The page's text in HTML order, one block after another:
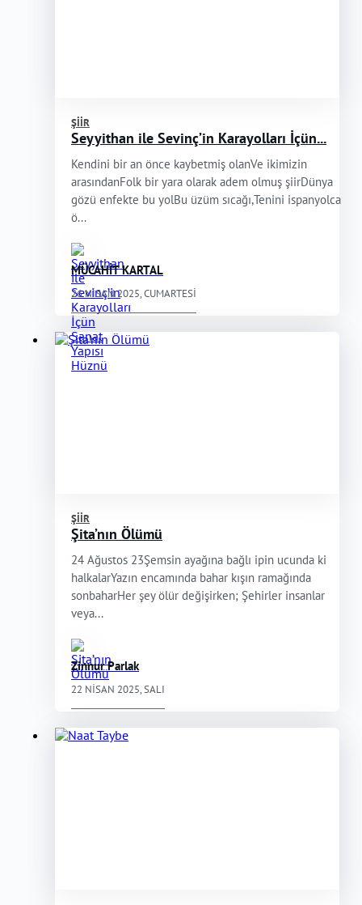
ŞIIR
Seyyithan ile Sevinç’in Karayolları İçün...
Kendini bir an önce kaybetmiş olanVe ikimizin
arasındanFolk bir yara olarak adem olmuş şiirDünya
gözü enfekte bu yolBu üzüm sıcağı,Tenini ispanyolca
ö...
MÜCAHİT KARTAL
26 NISAN 2025, CUMARTESI
ŞIIR
Şita’nın Ölümü
24 Ağustos 23Şemsin ayağına bağlı ipin ucunda ki
halkalarYazın encamında bahar kışın ramağında
sonbaharHer şey ölür değişirken; Şehirler insanlar
veya...
Zinnur Parlak
22 NISAN 2025, SALI